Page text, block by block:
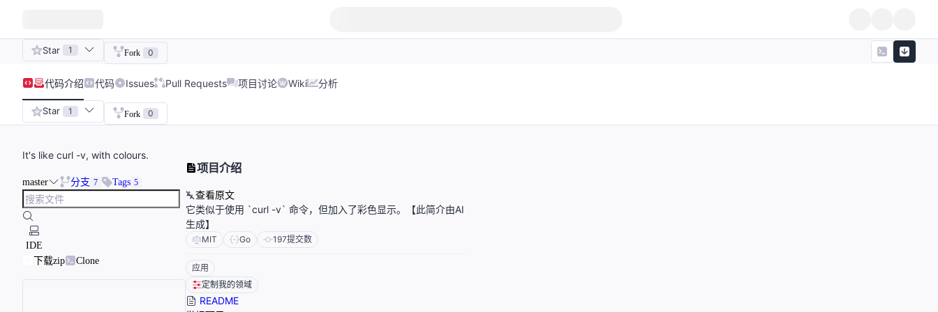
Star 1 Fork 0
代码介绍 代码 Issues Pull Requests 项目讨论 Wiki 分析
Star 1 Fork 0
It's like curl -v, with colours.
master 分支 7 Tags 5
IDE
下载zip
Clone
项目介绍
查看原文
它类似于使用 `curl -v` 命令，但加入了彩色显示。【此简介由AI
生成】
MIT Go 197提交数
应用
定制我的领域
README